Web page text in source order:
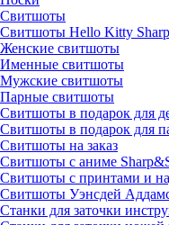
Свитшоты
Cвитшоты Hello Kitty
Женские свитшоты
Именные свитшоты
Мужские свитшоты
Парные свитшоты
Свитшоты в подарок для
Свитшоты в подарок для
Свитшоты на заказ
Свитшоты с аниме
Свитшоты с принтами и
Свитшоты Уэнсдей
Станки для заточки